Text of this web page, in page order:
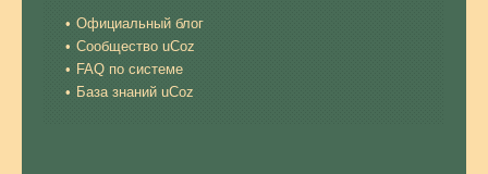
Официальный блог
Сообщество uCoz
FAQ по системе
База знаний uCoz